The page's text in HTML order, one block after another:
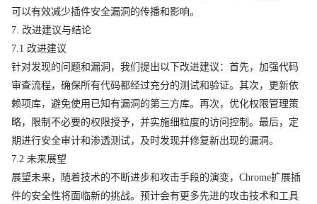
可以有效减少插件安全漏洞的传播和影响。
7. 改进建议与结论
7.1 改进建议
针对发现的问题和漏洞，我们提出以下改进建议：首先，加强代码
审查流程，确保所有代码都经过充分的测试和验证。其次，更新依
赖项库，避免使用已知有漏洞的第三方库。再次，优化权限管理策
略，限制不必要的权限授予，并实施细粒度的访问控制。最后，定
期进行安全审计和渗透测试，及时发现并修复新出现的漏洞。
7.2 未来展望
展望未来，随着技术的不断进步和攻击手段的演变，Chrome扩展插
件的安全性将面临新的挑战。预计会有更多先进的攻击技术和工具